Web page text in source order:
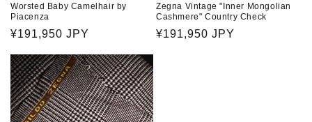
Worsted Baby Camelhair by
Piacenza
通
価
格
¥191,950 JPY
Zegna Vintage "Inner Mongolian
Cashmere" Country Check
通
¥191,950 JPY